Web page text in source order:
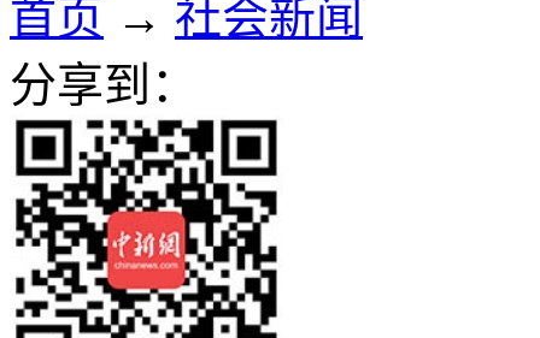
首页 → 社会新闻
分享到：